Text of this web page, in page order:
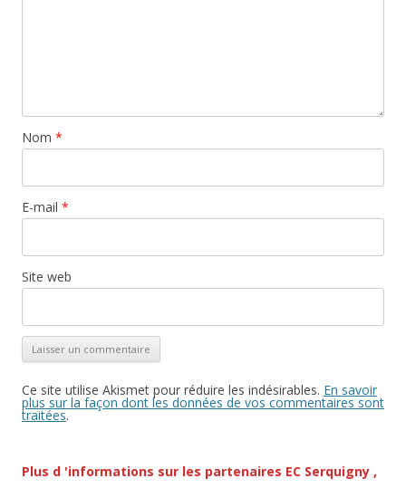
Nom *
E-mail *
Site web
Ce site utilise Akismet pour réduire les indésirables. En savoir
plus sur la façon dont les données de vos commentaires sont
traitées.
Plus d 'informations sur les partenaires EC Serquigny ,